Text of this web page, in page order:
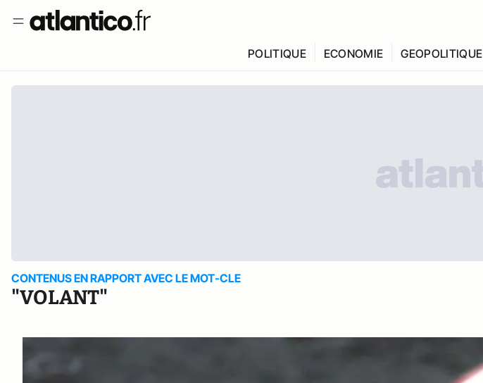
POLITIQUE ECONOMIE GEOPOLITIQUE
CONTENUS EN RAPPORT AVEC LE MOT-CLE
"VOLANT"